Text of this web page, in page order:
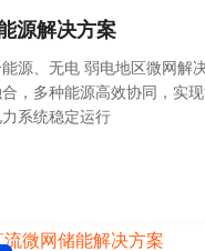
源解决方案
源、无电 弱电地区微网解
，多种能源高效协同，实
系统稳定运行